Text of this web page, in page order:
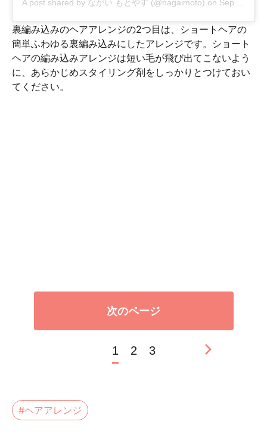
A post shared by ながい もとやす (@nagaimoto) on Sep 8, 2017 at 11:24pm PDT
裏編み込みのヘアアレンジの2つ目は、ショートヘアの
簡単ふわゆる裏編み込みにしたアレンジです。ショート
ヘアの編み込みアレンジは短い毛が飛び出てこないよう
に、あらかじめスタイリング剤をしっかりとつけておい
てください。
次のページ
1 2 3
#ヘアアレンジ